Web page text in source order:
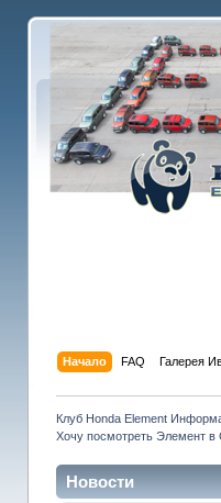
Начало FAQ Галерея
Клуб Honda Element
Хочу посмотреть Элемент в
Новости